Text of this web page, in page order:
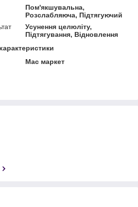
Пом'якшувальна,
Розслабляюча, Підтягуючий
Усунення целюліту,
Підтягування, Відновлення
Мас маркет